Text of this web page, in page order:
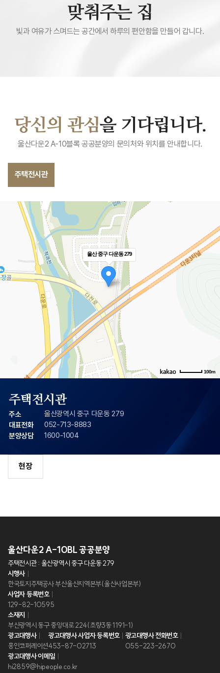
맞춰주는 집
빛과 여유가 스며드는 공간에서 하루의 편안함을 만들어 갑니다.
당신의 관심을 기다립니다.
울산다운2 A-10블록 공공분양의 문의처와 위치를 안내합니다.
주택전시관
울산 중구 다운동 279
100m
주택전시관
주소
울산광역시 중구 다운동 279
대표전화
052-713-8883
분양상담
1600-1004
현장
한국토지주택공사
울산다운2 A-10BL 공공분양
주택전시관 : 울산광역시 중구 다운동 279
시행사
한국토지주택공사 부산울산지역본부(울산사업본부)
사업자 등록번호
129-82-10595
소재지
부산광역시 동구 중앙대로 224(초량3동 1191-1)
광고대행사
흥인코퍼레이션
광고대행사 사업자 등록번호
453-87-02713
광고대행사 전화번호
055-223-2670
광고대행사 이메일
hi2859@hipeople.co.kr